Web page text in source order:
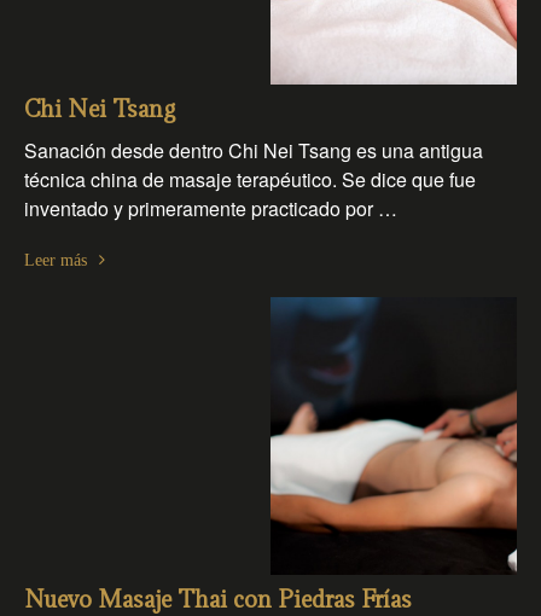
Chi Nei Tsang
Sanación desde dentro Chi Nei Tsang es una antigua
técnica china de masaje terapéutico. Se dice que fue
inventado y primeramente practicado por …
Leer más
Nuevo Masaje Thai con Piedras Frías